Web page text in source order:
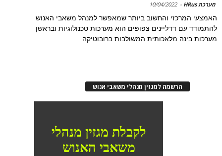
מערכת HRus -
10/04/2022
האמצעי המרכזי והחשוב ביותר שמאפשר למנהל משאבי האנוש
להתמודד עם דדליינים צפופים הוא מערכות טכנולוגיות ובראשן
מערכות בינה מלאכותית המשולבות ברובוטיקה
הרשמה למגזין מנהלי משאבי אנוש